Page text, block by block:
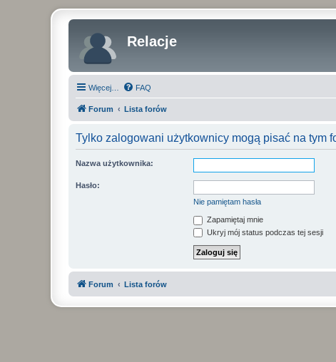
Relacje
Więcej… FAQ
Forum Lista forów
Tylko zalogowani użytkownicy mogą pisać na tym
Nazwa użytkownika:
Hasło:
Nie pamiętam hasła
Zapamiętaj mnie
Ukryj mój status podczas tej sesji
Forum Lista forów